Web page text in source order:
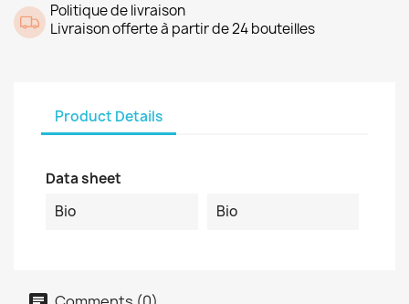
Politique de livraison
Livraison offerte à partir de 24 bouteilles
Product Details
Data sheet
Bio
Bio